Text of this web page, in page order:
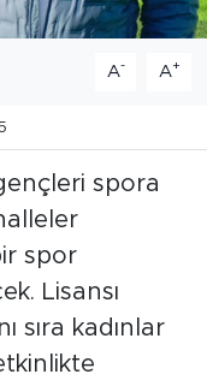
A- A+
spora
spor
Lisansı
sıra kadınlar